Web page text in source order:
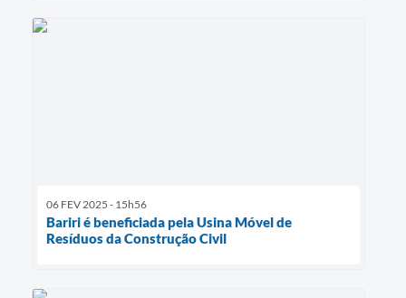
06 FEV 2025 - 15h56
Bariri é beneficiada pela Usina Móvel de
Resíduos da Construção Civil